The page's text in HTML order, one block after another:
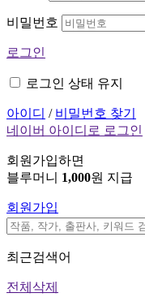
비밀번호
로그인
로그인 상태 유지
아이디 / 비밀번호 찾기
네이버 아이디로 로그인
회원가입하면
블루머니 1,000원 지급
회원가입
최근검색어
전체삭제